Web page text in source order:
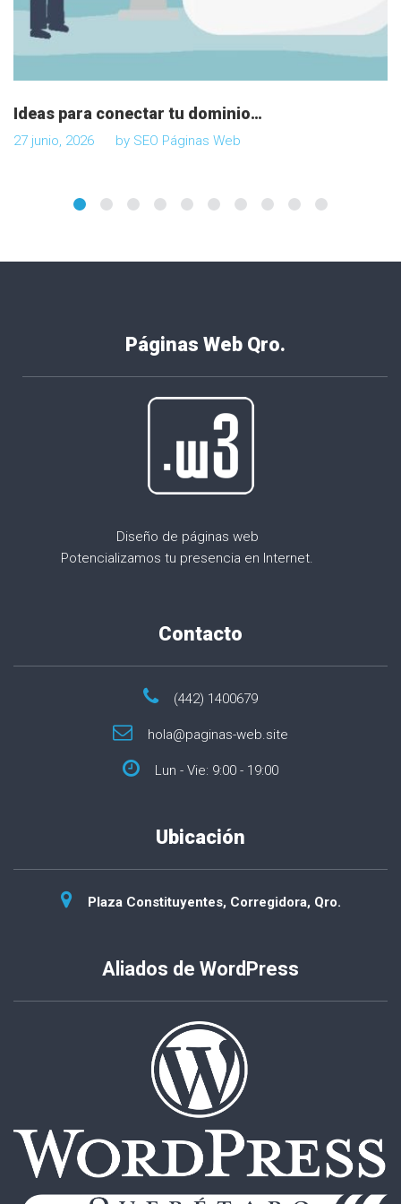
Ideas para conectar tu dominio…
27 junio, 2026 by SEO Páginas Web
Páginas Web Qro.
Diseño de páginas web
Potencializamos tu presencia en Internet.
Contacto
(442) 1400679
hola@paginas-web.site
Lun - Vie: 9:00 - 19:00
Ubicación
Plaza Constituyentes, Corregidora, Qro.
Aliados de WordPress